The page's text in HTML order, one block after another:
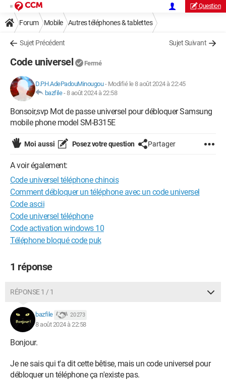
Question
Forum Mobile Autres téléphones & tablettes
Sujet Précédent Sujet Suivant
Code universel Fermé
D.P.H.AdePadouMinougou- Modifié le 8 août 2024 à 22:45
bazfile-8 août 2024 à 22:58
Bonsoir,svp Mot de passe universel pour débloquer Samsung
mobile phone model SM-B315E
Moi aussi Posez votre question Partager
A voir également:
Code universel téléphone chinois
Comment débloquer un téléphone avec un code universel
Code ascii
Code universel téléphone
Code activation windows 10
Téléphone bloqué code puk
1 réponse
RÉPONSE 1 / 1
bazfile 20 273
8 août 2024 à 22:58
Bonjour.
Je ne sais qui t'a dit cette bêtise, mais un code universel pour
débloquer un téléphone ça n'existe pas.